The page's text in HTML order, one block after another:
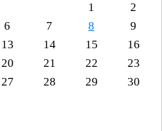
1
2
6 7 8
9
13 14 15
16
20 21 22
23
27 28 29
30